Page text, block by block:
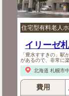
住宅型有料老人
イリーゼ
「豊水すすきの」
があるので、非常に
北海道 札幌市
費用